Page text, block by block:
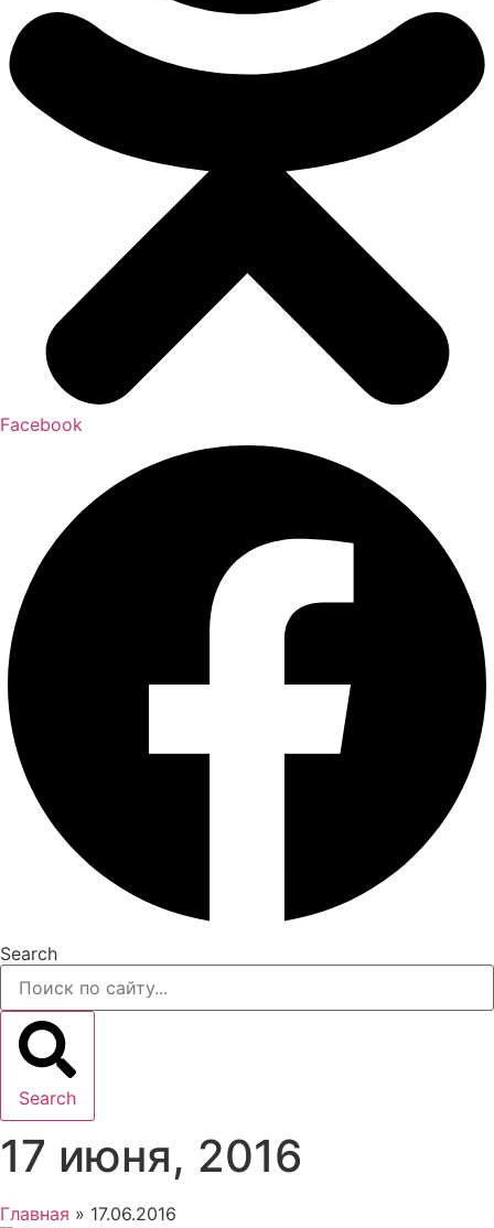
Facebook
Search
Search
17 июня, 2016
Главная » 17.06.2016